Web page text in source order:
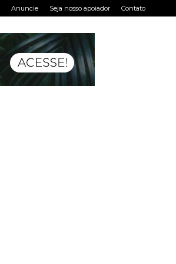
Anuncie Seja nosso apoiador Contato